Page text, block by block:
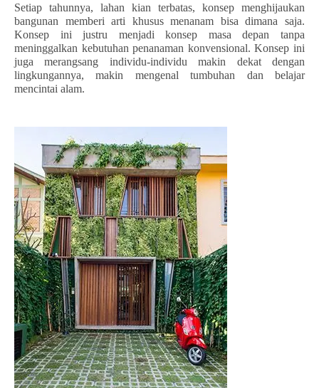
Setiap tahunnya, lahan kian terbatas, konsep menghijaukan
bangunan memberi arti khusus menanam bisa dimana saja.
Konsep ini justru menjadi konsep masa depan tanpa
meninggalkan kebutuhan penanaman konvensional. Konsep ini
juga merangsang individu-individu makin dekat dengan
lingkungannya, makin mengenal tumbuhan dan belajar
mencintai alam.